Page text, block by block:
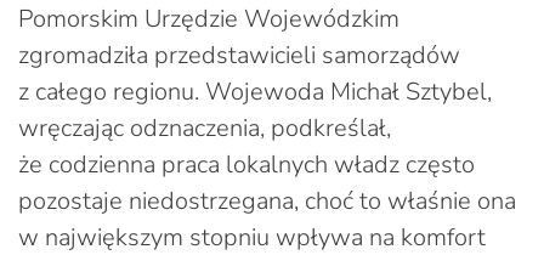
Pomorskim Urzędzie Wojewódzkim
zgromadziła przedstawicieli samorządów
z całego regionu. Wojewoda Michał Sztybel,
wręczając odznaczenia, podkreślał,
że codzienna praca lokalnych władz często
pozostaje niedostrzegana, choć to właśnie ona
w największym stopniu wpływa na komfort